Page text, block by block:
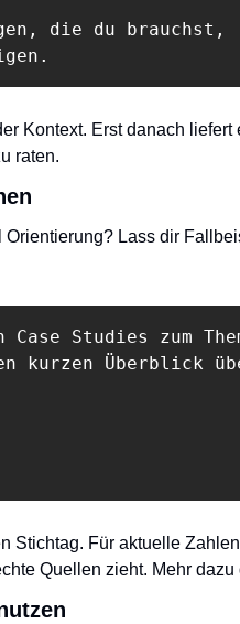
die du brauchst,
Kontext. Erst danach liefert
raten.
Lass dir
Studies zum
kurzen Überblick
Stichtag. Für aktuelle
Quellen zieht. Mehr dazu